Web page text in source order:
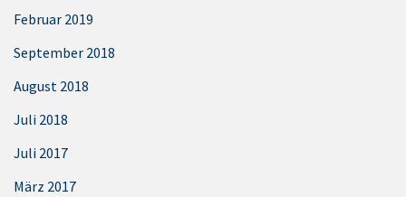
Februar 2019
September 2018
August 2018
Juli 2018
Juli 2017
März 2017